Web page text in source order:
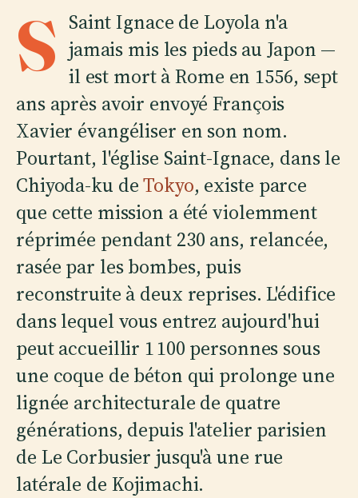
S Saint Ignace de Loyola n'a
jamais mis les pieds au Japon —
il est mort à Rome en 1556, sept
ans après avoir envoyé François
Xavier évangéliser en son nom.
Pourtant, l'église Saint-Ignace, dans le
Chiyoda-ku deTokyo, existe parce
que cette mission a été violemment
réprimée pendant 230 ans, relancée,
rasée par les bombes, puis
reconstruite à deux reprises. L'édifice
dans lequel vous entrez aujourd'hui
peut accueillir 1 100 personnes sous
une coque de béton qui prolonge une
lignée architecturale de quatre
générations, depuis l'atelier parisien
de Le Corbusier jusqu'à une rue
latérale de Kojimachi.